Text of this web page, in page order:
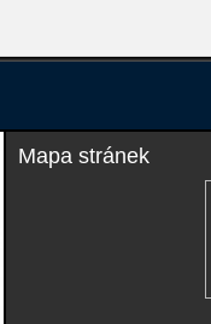
Mapa stránek